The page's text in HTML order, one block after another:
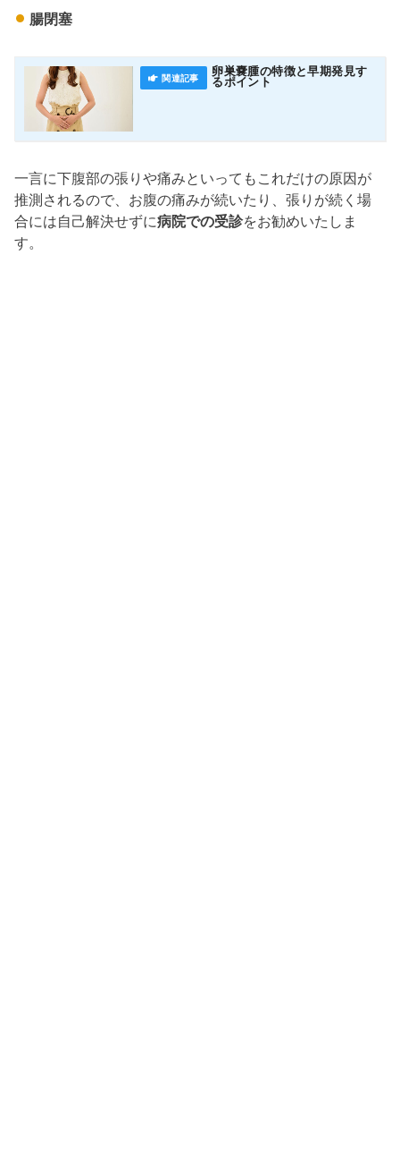
腸閉塞
卵巣嚢腫の特徴と早期発見す
るポイント
一言に下腹部の張りや痛みといってもこれだけの原因が
推測されるので、お腹の痛みが続いたり、張りが続く場
合には自己解決せずに病院での受診をお勧めいたしま
す。